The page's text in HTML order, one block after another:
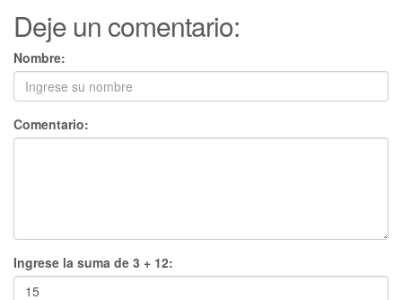
Deje un comentario:
Nombre:
Comentario:
Ingrese la suma de 3 + 12: